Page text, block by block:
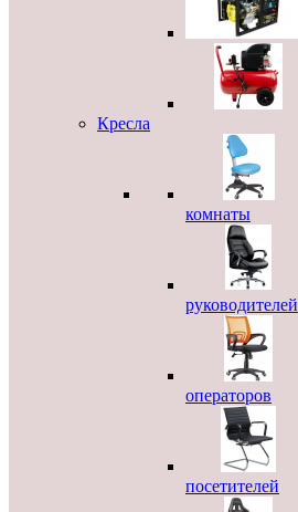
Кресла
комнаты
руководителей
операторов
посетителей